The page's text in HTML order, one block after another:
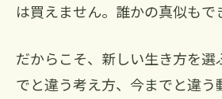
は買えません。誰かの真似もで
だからこそ、新しい生き方を選
でと違う考え方、今までと違